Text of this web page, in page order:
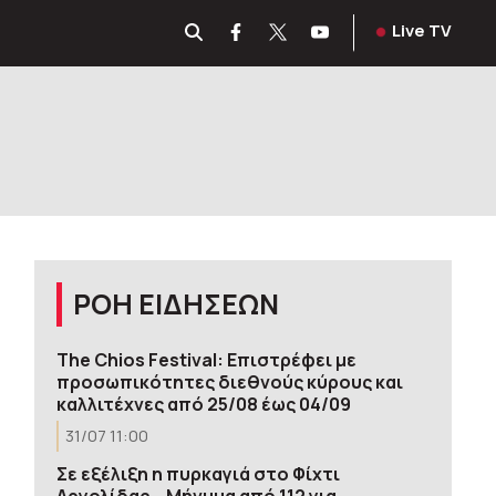
Live TV
ΡΟΗ ΕΙΔΗΣΕΩΝ
The Chios Festival: Επιστρέφει με
προσωπικότητες διεθνούς κύρους και
καλλιτέχνες από 25/08 έως 04/09
31/07 11:00
Σε εξέλιξη η πυρκαγιά στο Φίχτι